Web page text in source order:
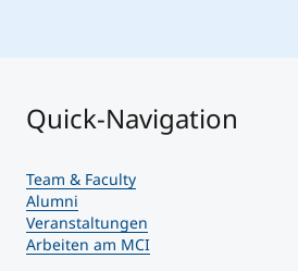
Quick-Navigation
Team & Faculty
Alumni
Veranstaltungen
Arbeiten am MCI